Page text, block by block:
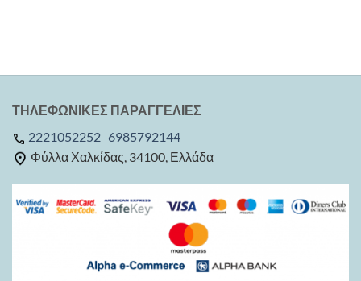
ΤΗΛΕΦΩΝΙΚΕΣ ΠΑΡΑΓΓΕΛΙΕΣ
2221052252 6985792144
Φύλλα Χαλκίδας, 34100, Ελλάδα